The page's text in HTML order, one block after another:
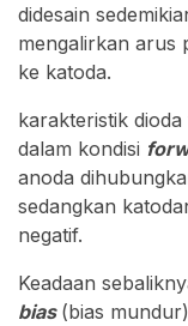
didesain
mengalirkan arus
ke katoda.
karakteristik
dalam kondisi
anoda
sedangkan
negatif.
Keadaan
bias (bias